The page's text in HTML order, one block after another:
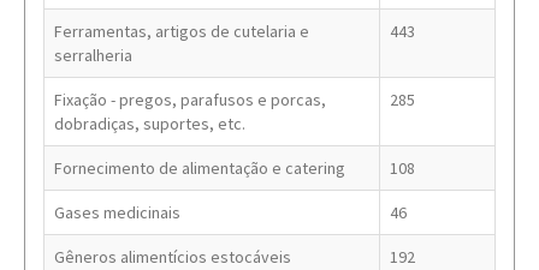
Ferramentas, artigos de cutelaria e
serralheria
443
Fixação - pregos, parafusos e porcas,
dobradiças, suportes, etc.
285
Fornecimento de alimentação e catering 108
Gases medicinais 46
Gêneros alimentícios estocáveis 192